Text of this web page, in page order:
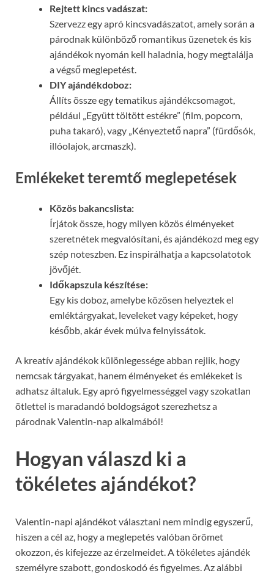
Rejtett kincs vadászat:
Szervezz egy apró kincsvadászatot, amely során a
párodnak különböző romantikus üzenetek és kis
ajándékok nyomán kell haladnia, hogy megtalálja
a végső meglepetést.
DIY ajándékdoboz:
Állíts össze egy tematikus ajándékcsomagot,
például „Együtt töltött estékre” (film, popcorn,
puha takaró), vagy „Kényeztető napra” (fürdősók,
illóolajok, arcmaszk).
Emlékeket teremtő meglepetések
Közös bakancslista:
Írjátok össze, hogy milyen közös élményeket
szeretnétek megvalósítani, és ajándékozd meg egy
szép noteszben. Ez inspirálhatja a kapcsolatotok
jövőjét.
Időkapszula készítése:
Egy kis doboz, amelybe közösen helyeztek el
emléktárgyakat, leveleket vagy képeket, hogy
később, akár évek múlva felnyissátok.
A kreatív ajándékok különlegessége abban rejlik, hogy
nemcsak tárgyakat, hanem élményeket és emlékeket is
adhatsz általuk. Egy apró figyelmességgel vagy szokatlan
ötlettel is maradandó boldogságot szerezhetsz a
párodnak Valentin-nap alkalmából!
Hogyan válaszd ki a
tökéletes ajándékot?
Valentin-napi ajándékot választani nem mindig egyszerű,
hiszen a cél az, hogy a meglepetés valóban örömet
okozzon, és kifejezze az érzelmeidet. A tökéletes ajándék
személyre szabott, gondoskodó és figyelmes. Az alábbi